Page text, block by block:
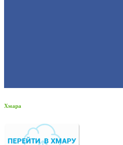
Хмара